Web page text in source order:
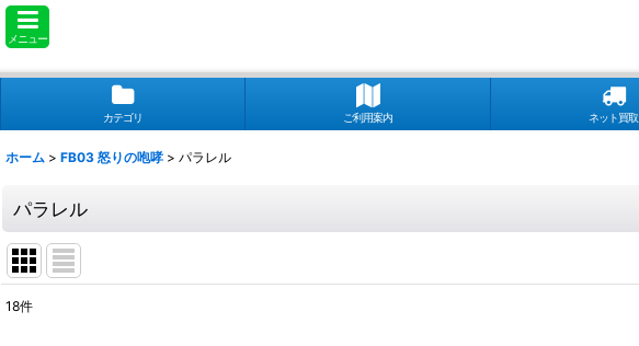
メニュー
カテゴリ ご利用案内 ネット買取
ホーム > FB03 怒りの咆哮 > パラレル
パラレル
18件